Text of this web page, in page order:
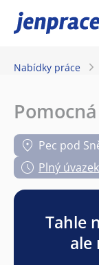
JenPráce.cz
Nabídky práce
Pec pod
Plný úvazek
Tahle
ale